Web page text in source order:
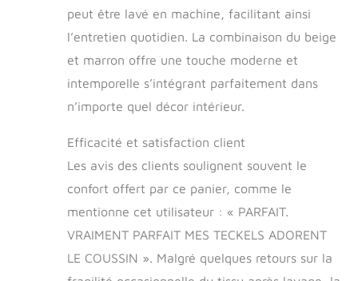
taille. La couverture
amovible et lavable
en machine à basse
température, 30°
CHOISISSEZ LA
BONNE TAILLE :
modèle, mesurez le
dos du chien de la
racine du cou à celle
de la queue, ajoutez
20 %. Comparer la
avec la longueur
interne de la
doublure
peut être lavé en machine, facilitant ainsi
l’entretien quotidien. La combinaison du beige
et marron offre une touche moderne et
intemporelle s’intégrant parfaitement dans
n’importe quel décor intérieur.
Efficacité et satisfaction client
Les avis des clients soulignent souvent le
confort offert par ce panier, comme le
mentionne cet utilisateur : « PARFAIT.
VRAIMENT PARFAIT MES TECKELS ADORENT
LE COUSSIN ». Malgré quelques retours sur la